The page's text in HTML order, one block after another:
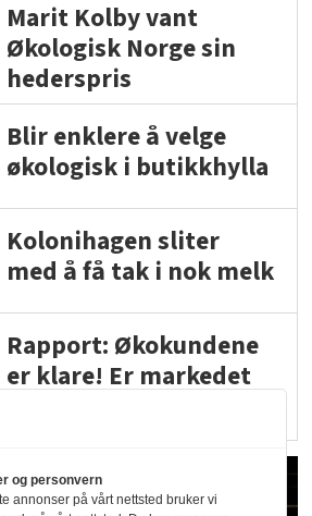
Marit Kolby vant
Økologisk Norge sin
hederspris
Blir enklere å velge
økologisk i butikkhylla
Kolonihagen sliter
med å få tak i nok melk
Rapport: Økokundene
er klare! Er markedet
og personvern
annonser på vårt nettsted bruker vi